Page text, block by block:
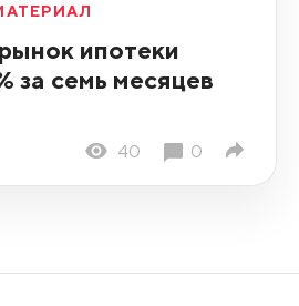
ипотеки
за семь месяцев
40 0